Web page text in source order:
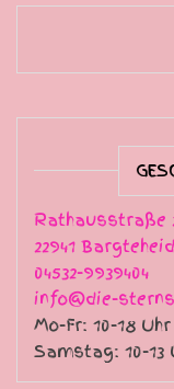
Rathausstraße
22941
04532-9939404
info@die-
Mo-Fr: 10-18 Uhr
Samstag: 10-13